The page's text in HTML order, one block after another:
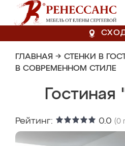
ГЛАВНАЯ → СТЕНКИ В
В СОВРЕМЕННОМ СТИЛЕ
Гостиная
Рейтинг: 0.0 (0